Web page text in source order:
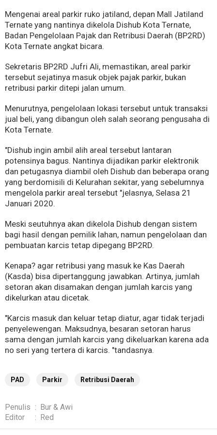
Mengenai areal parkir ruko jatiland, depan Mall Jatiland
Ternate yang nantinya dikelola Dishub Kota Ternate,
Badan Pengelolaan Pajak dan Retribusi Daerah (BP2RD)
Kota Ternate angkat bicara.
Sekretaris BP2RD Jufri Ali, memastikan, areal parkir
tersebut sejatinya masuk objek pajak parkir, bukan
retribusi parkir ditepi jalan umum.
Menurutnya, pengelolaan lokasi tersebut untuk transaksi
jual beli, yang dibangun oleh salah seorang pengusaha di
Kota Ternate.
"Dishub ingin ambil alih areal tersebut lantaran
potensinya bagus. Nantinya dijadikan parkir elektronik
dan petugasnya diambil oleh Dishub dan beberapa orang
yang berdomisili di Kelurahan sekitar, yang sebelumnya
mengelola parkir areal tersebut "jelasnya, Selasa 21
Januari 2020.
Meski seutuhnya akan dikelola Dishub dengan sistem
bagi hasil dengan pemilik lahan, namun pengelolaan dan
pembuatan karcis tetap dipegang BP2RD.
Kenapa? agar retribusi yang masuk ke Kas Daerah
(Kasda) bisa dipertanggung jawabkan. Artinya, jumlah
setoran akan disamakan dengan jumlah karcis yang
dikelurkan atau dicetak.
"Karcis masuk dan keluar tetap diatur, agar tidak terjadi
penyelewengan. Maksudnya, besaran setoran harus
sama dengan jumlah karcis yang dikeluarkan karena ada
no seri yang tertera di karcis. "tandasnya.
PAD Parkir Retribusi Daerah
Penulis : Bur & Awi
Editor
: Red